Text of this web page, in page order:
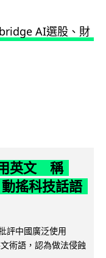
英文 稱
搖科技話語
評中國廣泛使用
術語，認為做法侵蝕